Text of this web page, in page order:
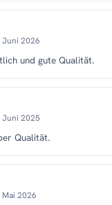
Juni 2026
und gute Qualität.
Juni 2025
Qualität.
Mai 2026